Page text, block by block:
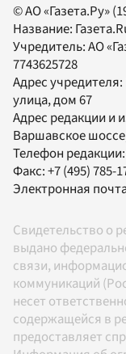
© АО «Газета.Ру»
Название:
Учредитель:АО
7743625728
Адрес
улица, дом 67
Адрес редакции и
Варшавское
Телефон редакции:
Факс:+7 (495) 785-
Электронная
Свидетельство о
выдано
связи,
коммуникаций
несет
содержащейся в
предоставляет